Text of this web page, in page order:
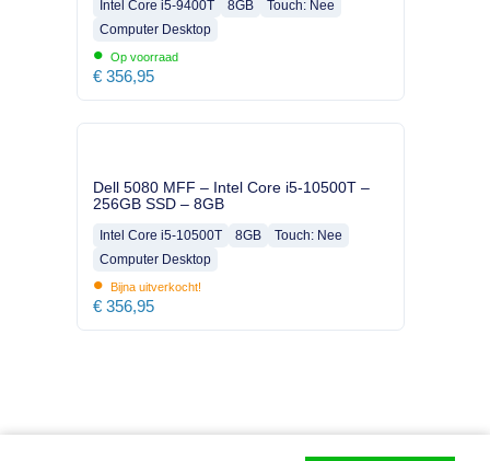
Intel Core i5-9400T 8GB
Touch: Nee
Computer Desktop
• Op voorraad
€ 356,95
Dell 5080 MFF – Intel Core i5-10500T –
256GB SSD – 8GB
Intel Core i5-10500T 8GB
Touch: Nee
Computer Desktop
• Bijna uitverkocht!
€ 356,95